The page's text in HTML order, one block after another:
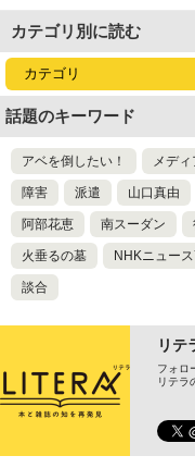
カテゴリ別に読む
話題のキーワード
アベを倒したい！ メデ
障害 派遣 山口真由
阿部花恵 南スーダン
火垂るの墓 NHKニュー
談合
リテ
フォロ
リテラ